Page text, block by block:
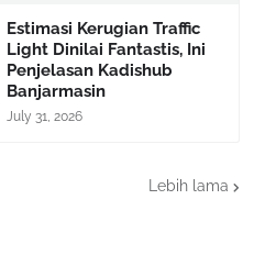
Estimasi Kerugian Traffic
Light Dinilai Fantastis, Ini
Penjelasan Kadishub
Banjarmasin
July 31, 2026
Lebih lama